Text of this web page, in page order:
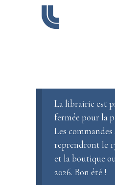
La librairie est
fermée pour la
Les
reprendront le
et la boutique
2026. Bon été !